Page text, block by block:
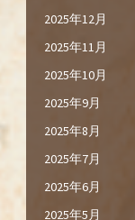
2025年12月
2025年11月
2025年10月
2025年9月
2025年8月
2025年7月
2025年6月
2025年5月